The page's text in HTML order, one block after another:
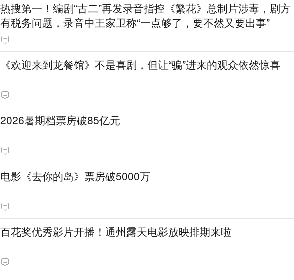
热搜第一！编剧“古二”再发录音指控《繁花》总制片涉毒，剧方
有税务问题，录音中王家卫称“一点够了，要不然又要出事”
《欢迎来到龙餐馆》不是喜剧，但让“骗”进来的观众依然惊喜
2026暑期档票房破85亿元
电影《去你的岛》票房破5000万
百花奖优秀影片开播！通州露天电影放映排期来啦